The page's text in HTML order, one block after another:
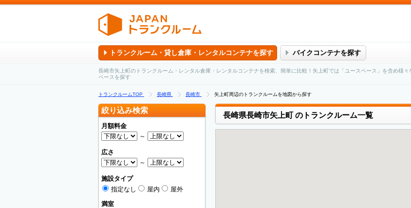
トランクルーム・貸し倉庫・レンタルコンテナを探す バイクコンテナを探す
長崎市矢上町のトランクルーム・レンタル倉庫・レンタルコンテナを検索、簡単に比較！矢上町では「ユースペース」を含め様
ペースを探す
トランクルームTOP 長崎県 長崎市 矢上町周辺のトランクルームを地図から探す
長崎県長崎市矢上町のトランクルーム一覧
絞り込み検索
月額料金
～
広さ
～
施設タイプ
指定なし
屋内
屋外
満室